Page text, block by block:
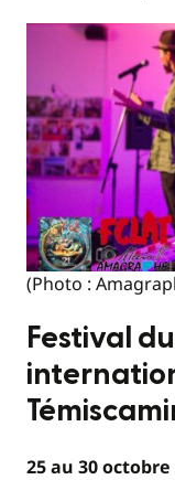
(Photo :
Festival
25 au 30 octobre